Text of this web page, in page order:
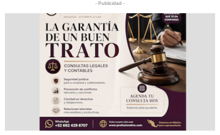
- Publicidad -